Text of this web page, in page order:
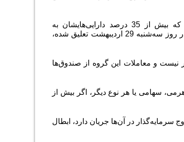
او افزود: در خصوص مصوبه دوم، آن دسته از صندوق‌های سرمایه‌گذاری سهامی یا مختلط که بیش از 35 درصد دارایی‌هایشان به
سرمایه‌گذاری در سهام و حق‌تقدم سهام شرکت‌های آسیب‌دیده از جنگ، که نماد معاملاتی آن‌ها در روز سه‌شنبه 29 اردیبهشت‌ تعلیق شده،
و معاملات این گروه از صندوق‌ها
سهامی یا هر نوع دیگر، اگر بیش از
سرمایه‌گذار در آن‌ها جریان دارد، ابطال